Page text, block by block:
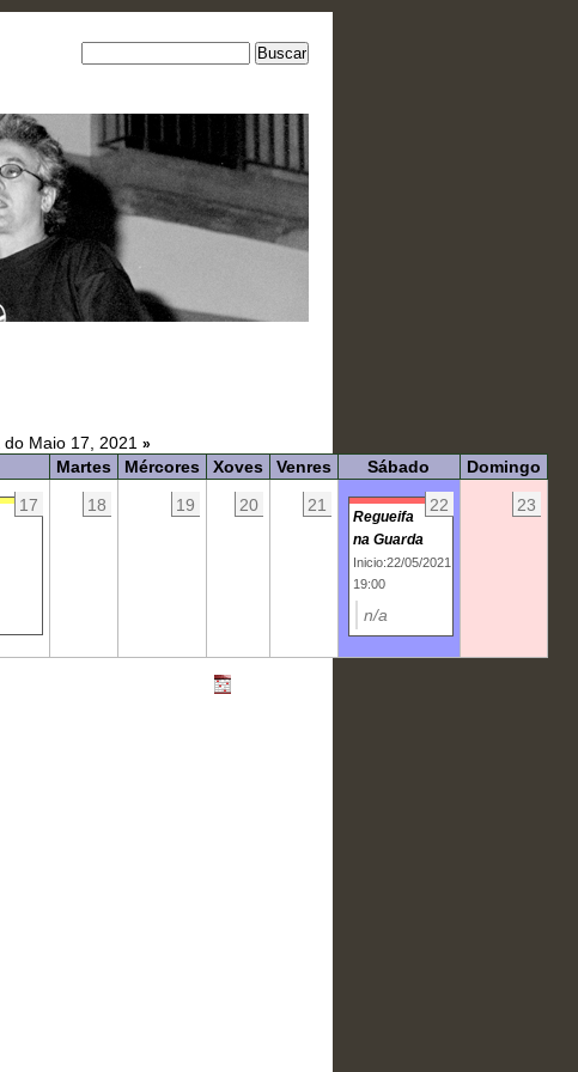
Maio 17, 2021 »
Martes Mércores Xoves Venres Sábado
Domingo
17
18 19 20 21 22
Regueifa
na Guarda
Inicio:22/05/2021
19:00
n/a
23